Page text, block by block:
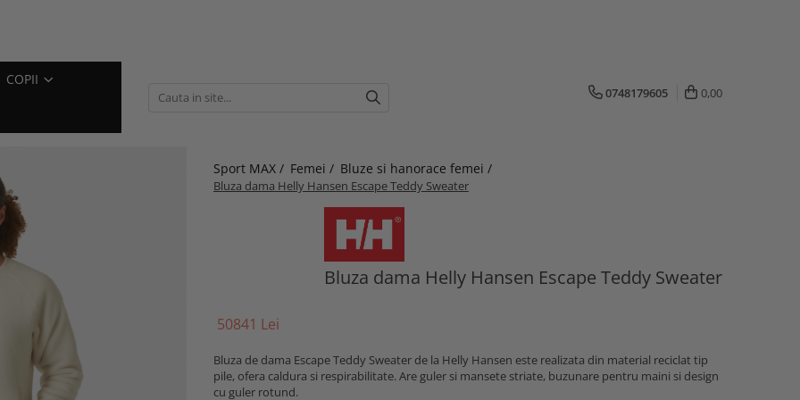
COPII
0748179605 0,00
Sport MAX / Femei / Bluze si hanorace femei /
Bluza dama Helly Hansen Escape Teddy Sweater
Bluza dama Helly Hansen Escape Teddy Sweater
50841 Lei
Bluza de dama Escape Teddy Sweater de la Helly Hansen este realizata din material reciclat tip
pile, ofera caldura si respirabilitate. Are guler si mansete striate, buzunare pentru maini si design
cu guler rotund.